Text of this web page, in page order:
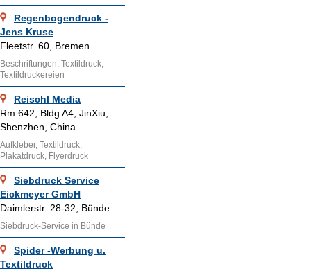
Regenbogendruck -
Jens Kruse
Fleetstr. 60, Bremen
Beschriftungen, Textildruck,
Textildruckereien
Reischl Media
Rm 642, Bldg A4, JinXiu,
Shenzhen, China
Aufkleber, Textildruck,
Plakatdruck, Flyerdruck
Siebdruck Service
Eickmeyer GmbH
Daimlerstr. 28-32, Bünde
Siebdruck-Service in Bünde
Spider -Werbung u.
Textildruck